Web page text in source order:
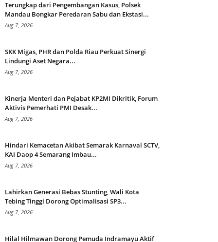
Terungkap dari Pengembangan Kasus, Polsek
Mandau Bongkar Peredaran Sabu dan Ekstasi...
Aug 7, 2026
SKK Migas, PHR dan Polda Riau Perkuat Sinergi
Lindungi Aset Negara...
Aug 7, 2026
Kinerja Menteri dan Pejabat KP2MI Dikritik, Forum
Aktivis Pemerhati PMI Desak...
Aug 7, 2026
Hindari Kemacetan Akibat Semarak Karnaval SCTV,
KAI Daop 4 Semarang Imbau...
Aug 7, 2026
Lahirkan Generasi Bebas Stunting, Wali Kota
Tebing Tinggi Dorong Optimalisasi SP3...
Aug 7, 2026
Hilal Hilmawan Dorong Pemuda Indramayu Aktif